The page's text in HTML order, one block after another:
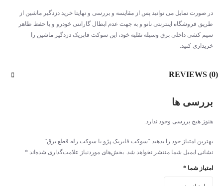
در صورت تمایل می توانید پس از مقایسه و بررسی و نهایتا خرید دزدگیر ماشین از
طریق فروشگاه اینترنتی نانو و به جهت عدم ابطال گارانتی خودرو و یا حفظ ظاهر
سیم کشی داخلی برق وسیله نقلیه خود، این سوکت فابریک دزدگیر ماشین را
خریداری کنید.
REVIEWS (0)
بررسی ها
هنوز هیچ بررسی وجود ندارد.
بهترین امتیاز خود را بدهید “سوکت فابریک پژو با سوکت رله قطع برق”
نشانی ایمیل شما منتشر نخواهد شد. بخش‌های موردنیاز علامت‌گذاری شده‌اند *
امتیاز شما *